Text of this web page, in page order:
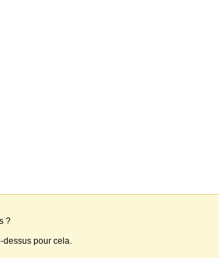
?
dessus pour cela.